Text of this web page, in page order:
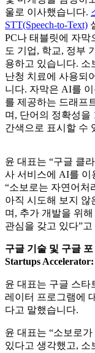
울로 이사했습니다.
STT(Speech-to-Text)
PC나 태블릿에 자막
도 기업, 학교, 정부
용하고 있습니다. 소
난청 치료에 사용되
니다. 자막은 AI를
를 제공하는 드래프
며, 단어의 정확성을
간색으로 표시할 수
윤 대표는 “구글 클
사 서비스에 AI를 이
“소보로는 자연어처
아직 시도해 보지 않
며, 추가 개발을 위해
관심을 갖고 있다”
구글 기술 및 구글
Startups
윤 대표는 구글 스타
레이터 프로그램에
다고 말했습니다.
윤 대표는 “소보로
있다고 생각했고, 소